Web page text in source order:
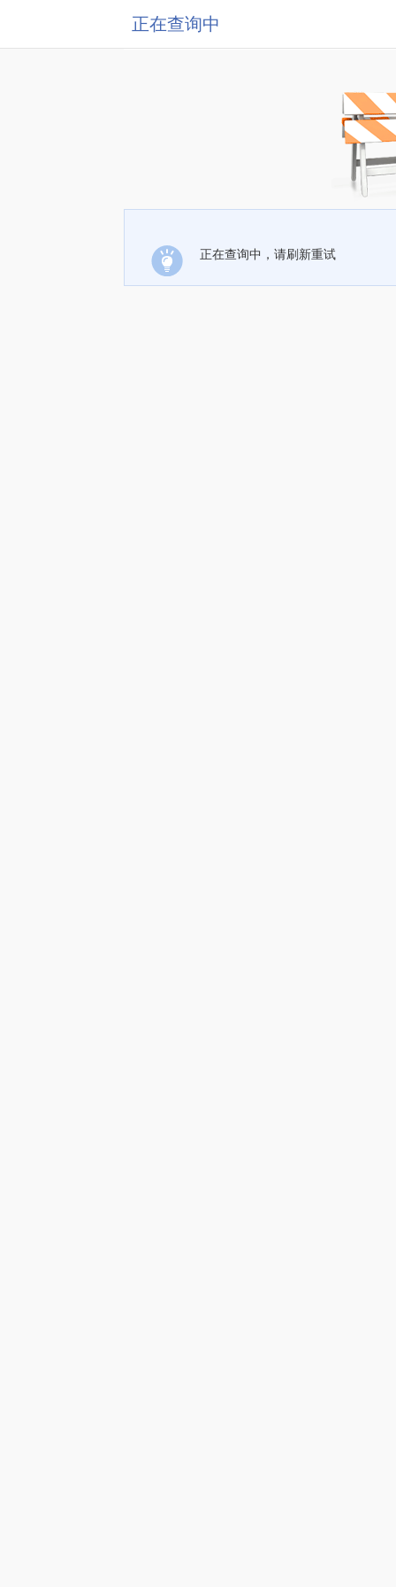
正在查询中
正在查询中，请刷新重试